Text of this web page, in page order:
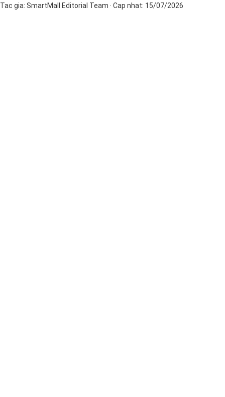
Tac gia: SmartMall Editorial Team · Cap nhat: 15/07/2026